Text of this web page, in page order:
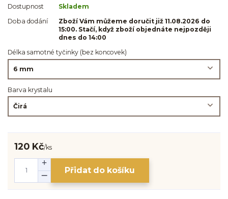
Dostupnost
Skladem
Doba dodání
Zboží Vám můžeme doručit již 11.08.2026 do
15:00. Stačí, když zboží objednáte nejpozději
dnes do 14:00
Délka samotné tyčinky (bez koncovek)
Barva krystalu
120 Kč/ks
Přidat do košíku